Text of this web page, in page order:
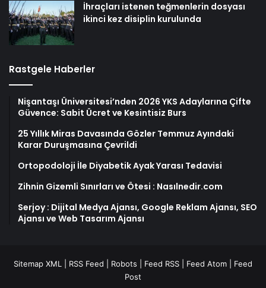
İhraçları istenen teğmenlerin dosyası
ikinci kez disiplin kurulunda
Rastgele Haberler
Nişantaşı Üniversitesi’nden 2026 YKS Adaylarına Çifte
Güvence: Sabit Ücret ve Kesintisiz Burs
25 Yıllık Miras Davasında Gözler Temmuz Ayındaki
Karar Duruşmasına Çevrildi
Ortopodoloji İle Diyabetik Ayak Yarası Tedavisi
Zihnin Gizemli Sınırları ve Ötesi : Nasılnedir.com
Serjoy : Dijital Medya Ajansı, Google Reklam Ajansı, SEO
Ajansı ve Web Tasarım Ajansı
Sitemap XML RSS Feed Robots Feed RSS Feed Atom
Feed
Post